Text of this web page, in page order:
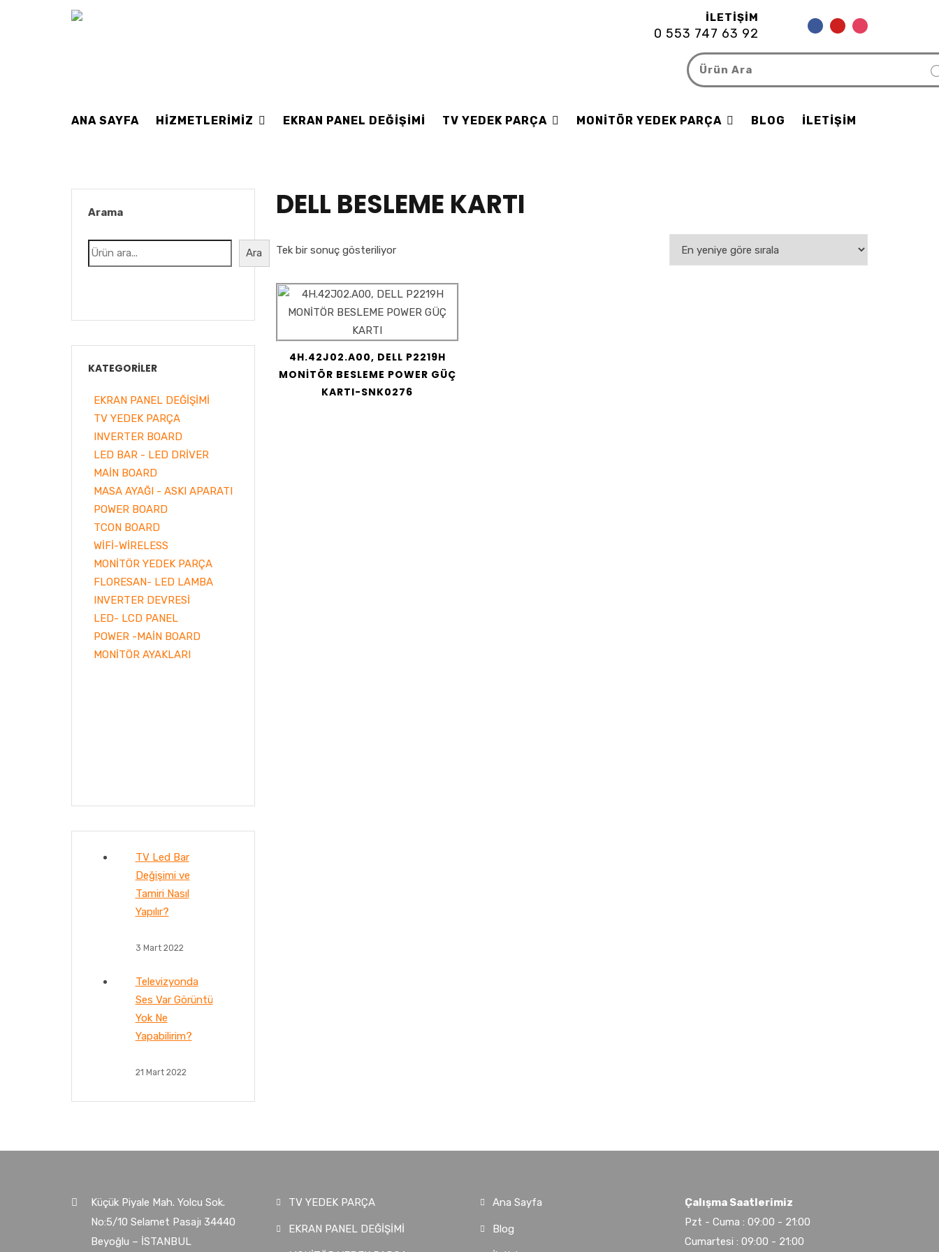
İLETIŞIM
0 553 747 63 92
ANA SAYFA HIZMETLERIMIZ EKRAN PANEL DEĞİŞİMİ TV YEDEK PARÇA MONİTÖR YEDEK PARÇA BLOG İLETIŞIM
DELL BESLEME KARTI
Tek bir sonuç gösteriliyor
4H.42J02.A00, DELL P2219H
MONİTÖR BESLEME POWER GÜÇ
KARTI-SNK0276
Arama
Ara
KATEGORILER
EKRAN PANEL DEĞİŞİMİ
TV YEDEK PARÇA
INVERTER BOARD
LED BAR - LED DRİVER
MAİN BOARD
MASA AYAĞI - ASKI APARATI
POWER BOARD
TCON BOARD
WİFİ-WİRELESS
MONİTÖR YEDEK PARÇA
FLORESAN- LED LAMBA
INVERTER DEVRESİ
LED- LCD PANEL
POWER -MAİN BOARD
MONİTÖR AYAKLARI
TV Led Bar
Değişimi ve
Tamiri Nasıl
Yapılır?
3 Mart 2022
Televizyonda
Ses Var Görüntü
Yok Ne
Yapabilirim?
21 Mart 2022
Küçük Piyale Mah. Yolcu Sok.
No:5/10 Selamet Pasajı 34440
Beyoğlu – İSTANBUL
TV YEDEK PARÇA
EKRAN PANEL DEĞİŞİMİ
Ana Sayfa
Blog
Çalışma Saatlerimiz
Pzt - Cuma : 09:00 - 21:00
Cumartesi : 09:00 - 21:00